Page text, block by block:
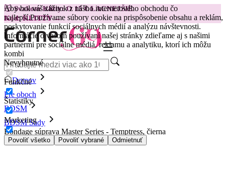
Aby bol váš zážitok z nášho internetového obchodu čo
najlepší.Používame súbory cookie na prispôsobenie obsahu a reklám,
poskytovanie funkcií sociálnych médií a analýzu návštevnosti.
Informácie o vašom používaní našej stránky zdieľame aj s našimi
partnermi pre sociálne médiá, reklamu a analytiku, ktorí ich môžu
kombi
Nevyhnutné
Funkčné
Štatistiky
Marketing
Povoliť všetko Povoliť vybrané Odmietnuť
😽Svakom Klitty: O 15 € LACNEJŠIE
Kód: KLITTY →
Domov
Pre oboch
BDSM
BDSM Sady
Bondage súprava Master Series - Temptress, čierna